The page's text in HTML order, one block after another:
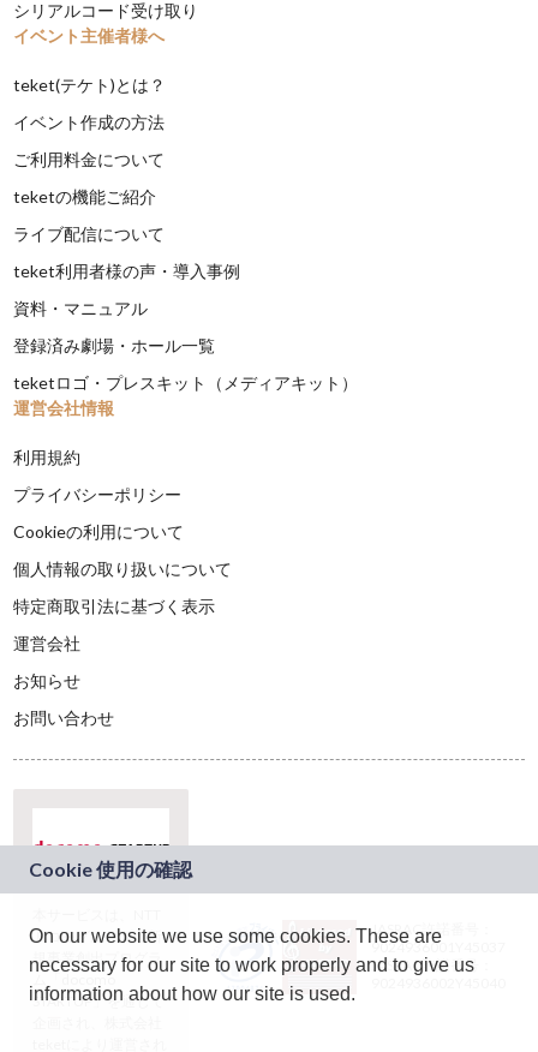
シリアルコード受け取り
イベント主催者様へ
teket(テケト)とは？
イベント作成の方法
ご利用料金について
teketの機能ご紹介
ライブ配信について
teket利用者様の声・導入事例
資料・マニュアル
登録済み劇場・ホール一覧
teketロゴ・プレスキット（メディアキット）
運営会社情報
利用規約
プライバシーポリシー
Cookieの利用について
個人情報の取り扱いについて
特定商取引法に基づく表示
運営会社
お知らせ
お問い合わせ
ドコモグループの新
規事業創出プログラ
ム「docomo
STARTUP」を通じて
JASRAC許諾番号：
9024936001Y45037
JASRAC許諾番号：
On our website we use some cookies. These are
necessary for our site to work properly and to give us
information about how our site is used.